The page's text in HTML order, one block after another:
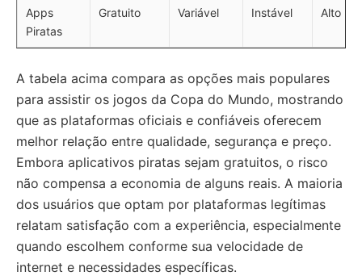
Apps
Piratas
Gratuito Variável Instável Alto
A tabela acima compara as opções mais populares
para assistir os jogos da Copa do Mundo, mostrando
que as plataformas oficiais e confiáveis oferecem
melhor relação entre qualidade, segurança e preço.
Embora aplicativos piratas sejam gratuitos, o risco
não compensa a economia de alguns reais. A maioria
dos usuários que optam por plataformas legítimas
relatam satisfação com a experiência, especialmente
quando escolhem conforme sua velocidade de
internet e necessidades específicas.